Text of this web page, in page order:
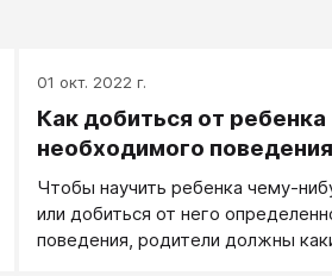
01 окт. 2022 г.
Как добиться от ребенка
необходимого поведения
Чтобы научить ребенка чему-
или добиться от него
поведения, родители должны